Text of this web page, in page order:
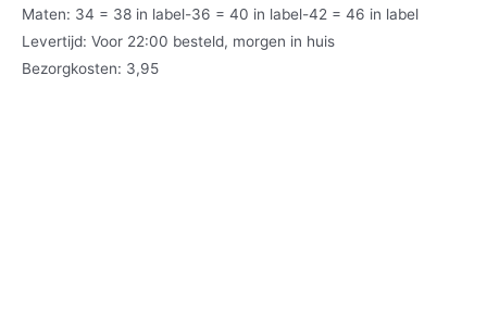
Maten: 34 = 38 in label-36 = 40 in label-42 = 46 in label
Levertijd: Voor 22:00 besteld, morgen in huis
Bezorgkosten: 3,95